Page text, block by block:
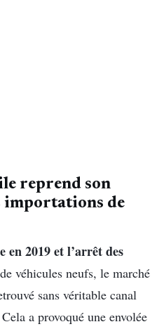
reprend son
importations de
en 2019 et l’arrêt des
de véhicules neufs, le marché
sans véritable canal
a provoqué une envolée